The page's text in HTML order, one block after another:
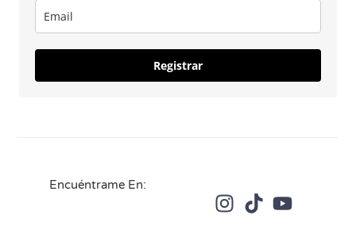
Registrar
Encuéntrame En: